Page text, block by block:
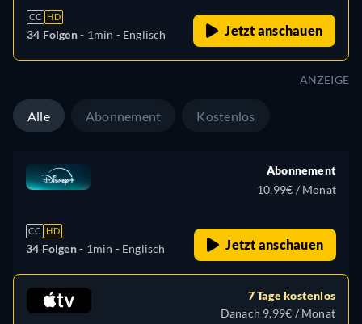
CC HD
34 Folgen - 1min - Englisch Jetzt anschauen
ANZEIGE
Alle Abonnement Kostenlos
CC HD
34 Folgen - 1min - Englisch
Abonnement
10,99€ / Monat
Jetzt anschauen
7 Tage kostenlos
Danach 9,99€ / Monat